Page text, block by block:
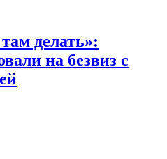
делать»:
на безвиз с